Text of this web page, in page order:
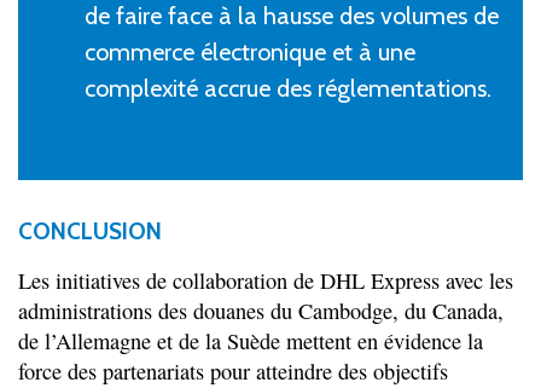
de faire face à la hausse des volumes de
commerce électronique et à une
complexité accrue des réglementations.
CONCLUSION
Les initiatives de collaboration de DHL Express avec les
administrations des douanes du Cambodge, du Canada,
de l’Allemagne et de la Suède mettent en évidence la
force des partenariats pour atteindre des objectifs